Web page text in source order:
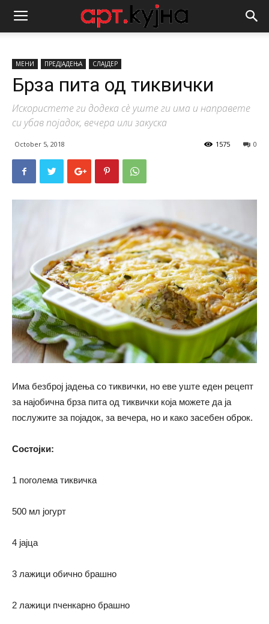
МЕНИ ПРЕДЈАДЕЊА СЛАЈДЕР
Брза пита од тиквички
Искористете ги додека сѐ уште ги има и направете
си убав појадок, вечера или закуска
October 5, 2018 0
1575
Има безброј јадења со тиквички, но еве уште еден рецепт
за најобична брза пита од тиквички која можете да ја
послужите за појадок, за вечера, но и како засебен оброк.
Состојки:
1 поголема тиквичка
500 мл јогурт
4 јајца
3 лажици обично брашно
2 лажици пченкарно брашно